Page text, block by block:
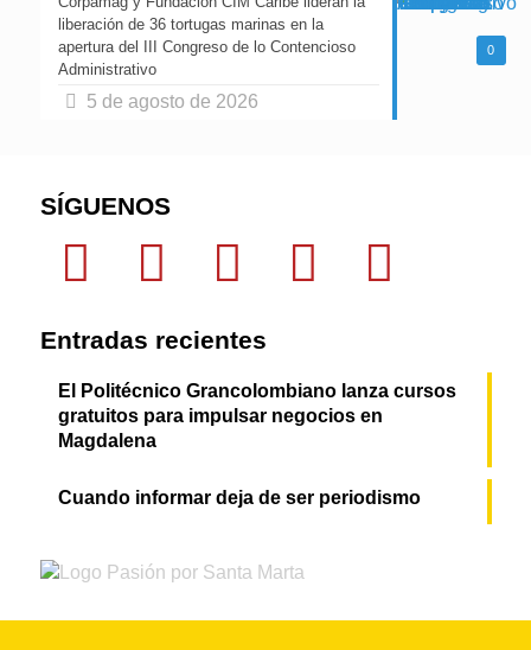
0
liberación de 36 tortugas marinas en la
apertura del III Congreso de lo Contencioso
Administrativo
5 de agosto de 2026
SÍGUENOS
Entradas recientes
El Politécnico Grancolombiano lanza cursos
gratuitos para impulsar negocios en
Magdalena
Cuando informar deja de ser periodismo